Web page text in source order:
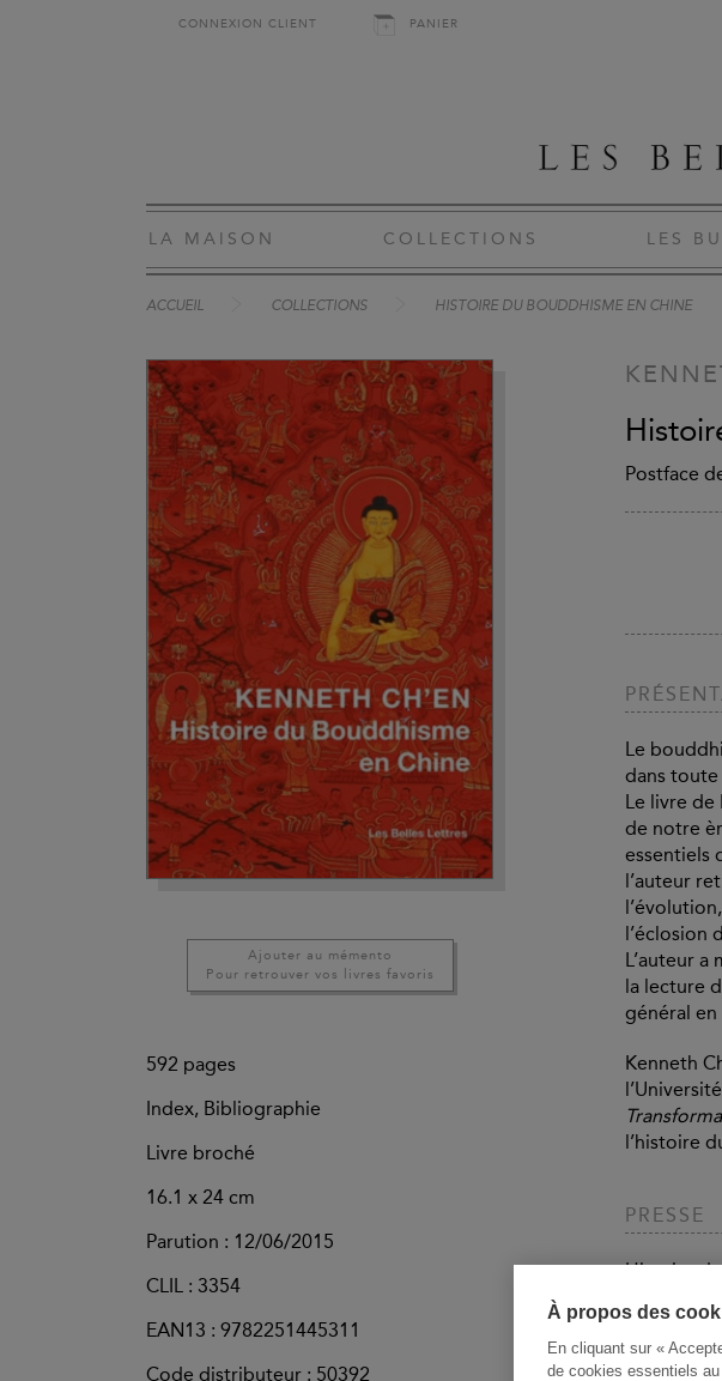
À propos des
En cliquant sur «
de cookies essentiels
CONNEXION CLIENT PANIER
LA MAISON COLLECTIONS LES
ACCUEIL COLLECTIONS HISTOIRE DU BOUDDHISME EN CHINE
Ajouter au mémento
Pour retrouver vos livres favoris
592 pages
Index, Bibliographie
Livre broché
16.1 x 24 cm
Parution : 12/06/2015
CLIL : 3354
EAN13 : 9782251445311
Code distributeur : 50392
Postface
Le
dans toute
Le livre
de notre
essentiels
l’auteur
l’éclosion
L’auteur
la lecture
général
Kenneth
l’histoire
PRESSE
Histoire
Accéder